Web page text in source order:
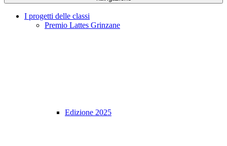
I progetti delle classi
Premio Lattes Grinzane
Edizione 2025